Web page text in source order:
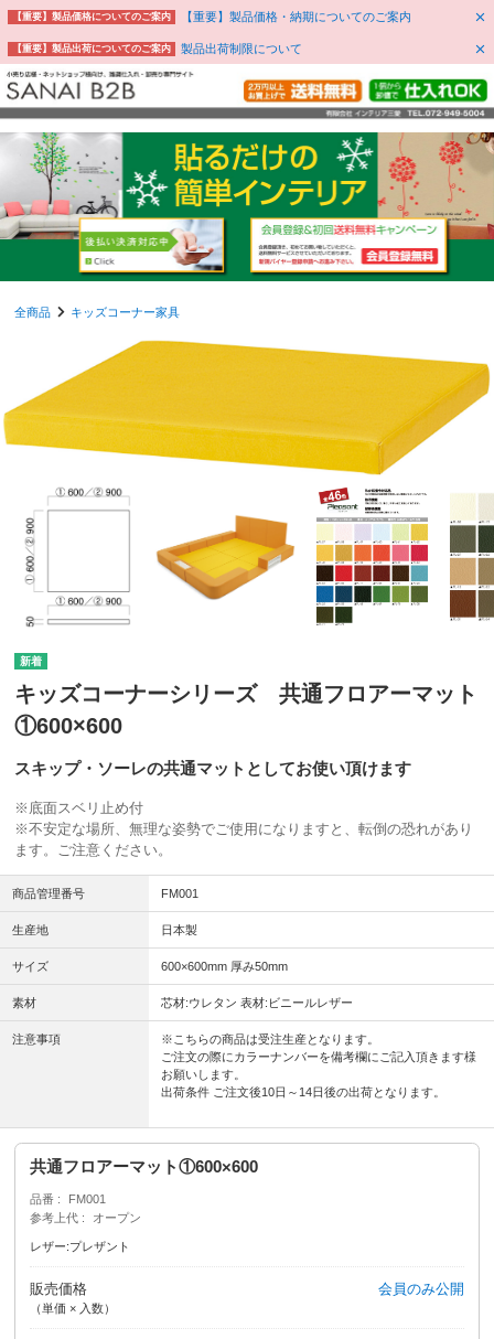
【重要】製品価格についてのご案内 【重要】製品価格・納期についてのご案内
【重要】製品出荷についてのご案内 製品出荷制限について
全商品 キッズコーナー家具
キッズコーナーシリーズ 共通フロアーマット
①600×600
スキップ・ソーレの共通マットとしてお使い頂けます
※底面スベリ止め付
※不安定な場所、無理な姿勢でご使用になりますと、転倒の恐れがあり
ます。ご注意ください。
商品管理番号 FM001
生産地 日本製
サイズ 600×600mm 厚み50mm
素材 芯材:ウレタン 表材:ビニールレザー
注意事項
※こちらの商品は受注生産となります。
ご注文の際にカラーナンバーを備考欄にご記入頂きます様
お願いします。
出荷条件 ご注文後10日～14日後の出荷となります。
共通フロアーマット①600×600
品番
FM001
参考上代
オープン
レザー:プレザント
販売価格
（単価 × 入数）
会員のみ公開